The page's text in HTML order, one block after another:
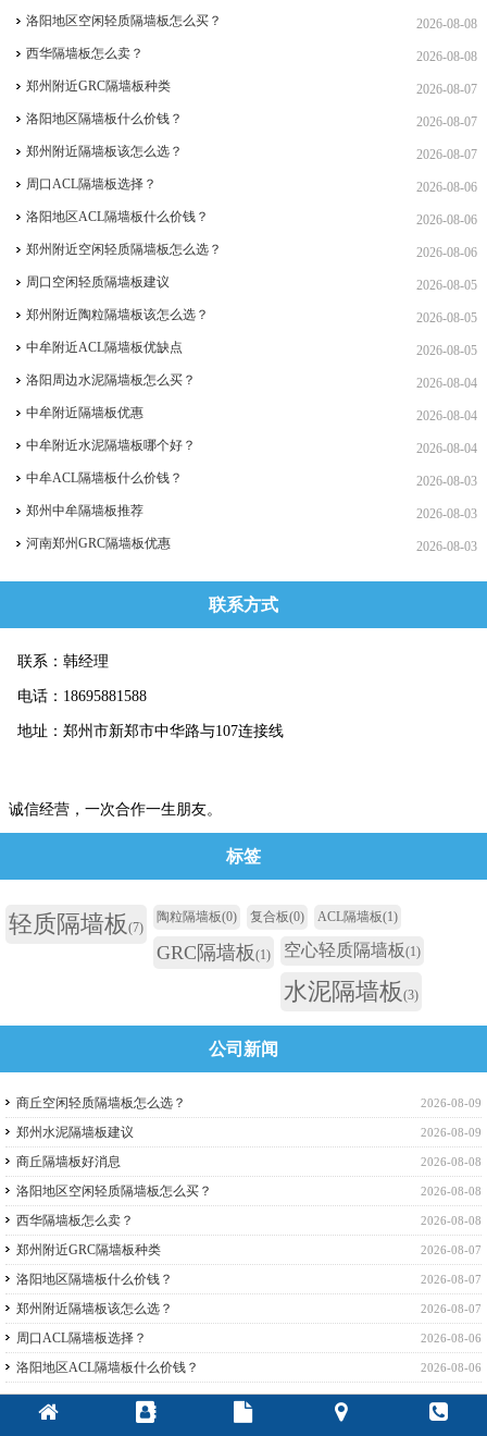
2026-08-08
洛阳地区空闲轻质隔墙板怎么买？
2026-08-08
西华隔墙板怎么卖？
2026-08-07
郑州附近GRC隔墙板种类
2026-08-07
洛阳地区隔墙板什么价钱？
2026-08-07
郑州附近隔墙板该怎么选？
2026-08-06
周口ACL隔墙板选择？
2026-08-06
洛阳地区ACL隔墙板什么价钱？
2026-08-06
郑州附近空闲轻质隔墙板怎么选？
2026-08-05
周口空闲轻质隔墙板建议
2026-08-05
郑州附近陶粒隔墙板该怎么选？
2026-08-05
中牟附近ACL隔墙板优缺点
2026-08-04
洛阳周边水泥隔墙板怎么买？
2026-08-04
中牟附近隔墙板优惠
2026-08-04
中牟附近水泥隔墙板哪个好？
2026-08-03
中牟ACL隔墙板什么价钱？
2026-08-03
郑州中牟隔墙板推荐
2026-08-03
河南郑州GRC隔墙板优惠
联系方式
联系：韩经理
电话：18695881588
地址：郑州市新郑市中华路与107连接线
诚信经营，一次合作一生朋友。
标签
轻质隔墙板 (7)
陶粒隔墙板(0) 复合板(0) ACL隔墙板(1)
GRC隔墙板(1) 空心轻质隔墙板(1)
水泥隔墙板 (3)
公司新闻
2026-08-09
商丘空闲轻质隔墙板怎么选？
2026-08-09
郑州水泥隔墙板建议
2026-08-08
商丘隔墙板好消息
2026-08-08
洛阳地区空闲轻质隔墙板怎么买？
2026-08-08
西华隔墙板怎么卖？
2026-08-07
郑州附近GRC隔墙板种类
2026-08-07
洛阳地区隔墙板什么价钱？
2026-08-07
郑州附近隔墙板该怎么选？
2026-08-06
周口ACL隔墙板选择？
2026-08-06
洛阳地区ACL隔墙板什么价钱？